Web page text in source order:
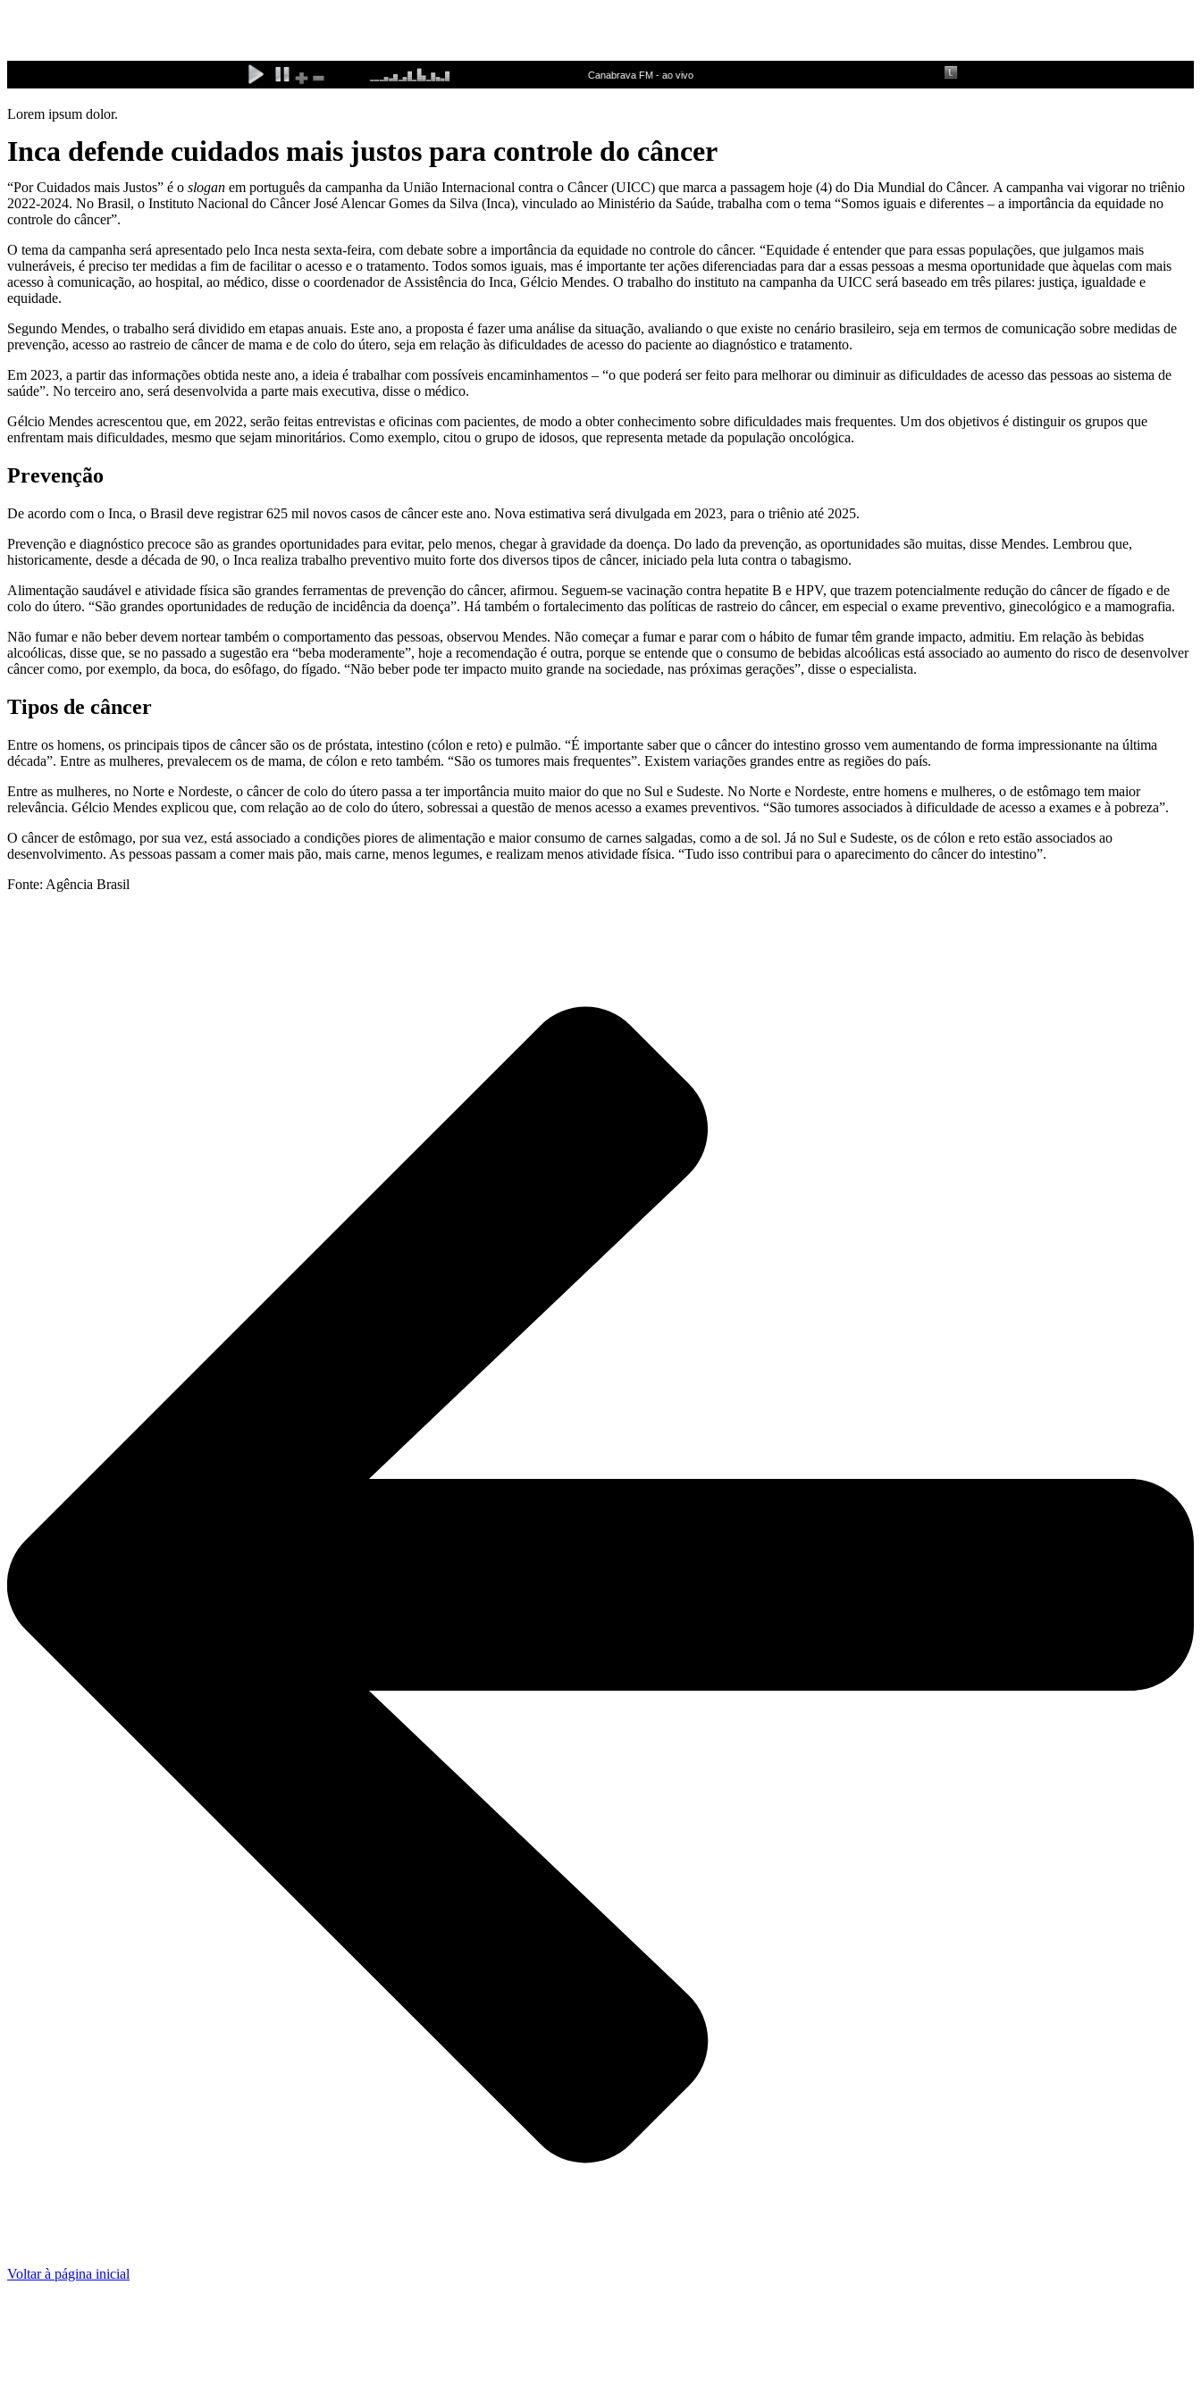
conteúdo
Lorem ipsum dolor.
Inca defende cuidados mais justos para controle do câncer
“Por Cuidados mais Justos” é o slogan em português da campanha da União Internacional contra o Câncer (UICC) que marca a passagem hoje (4) do Dia Mundial do Câncer. A campanha vai vigorar no triênio
2022-2024. No Brasil, o Instituto Nacional do Câncer José Alencar Gomes da Silva (Inca), vinculado ao Ministério da Saúde, trabalha com o tema “Somos iguais e diferentes – a importância da equidade no
controle do câncer”.
O tema da campanha será apresentado pelo Inca nesta sexta-feira, com debate sobre a importância da equidade no controle do câncer. “Equidade é entender que para essas populações, que julgamos mais
vulneráveis, é preciso ter medidas a fim de facilitar o acesso e o tratamento. Todos somos iguais, mas é importante ter ações diferenciadas para dar a essas pessoas a mesma oportunidade que àquelas com mais
acesso à comunicação, ao hospital, ao médico, disse o coordenador de Assistência do Inca, Gélcio Mendes. O trabalho do instituto na campanha da UICC será baseado em três pilares: justiça, igualdade e
equidade.
Segundo Mendes, o trabalho será dividido em etapas anuais. Este ano, a proposta é fazer uma análise da situação, avaliando o que existe no cenário brasileiro, seja em termos de comunicação sobre medidas de
prevenção, acesso ao rastreio de câncer de mama e de colo do útero, seja em relação às dificuldades de acesso do paciente ao diagnóstico e tratamento.
Em 2023, a partir das informações obtida neste ano, a ideia é trabalhar com possíveis encaminhamentos – “o que poderá ser feito para melhorar ou diminuir as dificuldades de acesso das pessoas ao sistema de
saúde”. No terceiro ano, será desenvolvida a parte mais executiva, disse o médico.
Gélcio Mendes acrescentou que, em 2022, serão feitas entrevistas e oficinas com pacientes, de modo a obter conhecimento sobre dificuldades mais frequentes. Um dos objetivos é distinguir os grupos que
enfrentam mais dificuldades, mesmo que sejam minoritários. Como exemplo, citou o grupo de idosos, que representa metade da população oncológica.
Prevenção
De acordo com o Inca, o Brasil deve registrar 625 mil novos casos de câncer este ano. Nova estimativa será divulgada em 2023, para o triênio até 2025.
Prevenção e diagnóstico precoce são as grandes oportunidades para evitar, pelo menos, chegar à gravidade da doença. Do lado da prevenção, as oportunidades são muitas, disse Mendes. Lembrou que,
historicamente, desde a década de 90, o Inca realiza trabalho preventivo muito forte dos diversos tipos de câncer, iniciado pela luta contra o tabagismo.
Alimentação saudável e atividade física são grandes ferramentas de prevenção do câncer, afirmou. Seguem-se vacinação contra hepatite B e HPV, que trazem potencialmente redução do câncer de fígado e de
colo do útero. “São grandes oportunidades de redução de incidência da doença”. Há também o fortalecimento das políticas de rastreio do câncer, em especial o exame preventivo, ginecológico e a mamografia.
Não fumar e não beber devem nortear também o comportamento das pessoas, observou Mendes. Não começar a fumar e parar com o hábito de fumar têm grande impacto, admitiu. Em relação às bebidas
alcoólicas, disse que, se no passado a sugestão era “beba moderamente”, hoje a recomendação é outra, porque se entende que o consumo de bebidas alcoólicas está associado ao aumento do risco de desenvolver
câncer como, por exemplo, da boca, do esôfago, do fígado. “Não beber pode ter impacto muito grande na sociedade, nas próximas gerações”, disse o especialista.
Tipos de câncer
Entre os homens, os principais tipos de câncer são os de próstata, intestino (cólon e reto) e pulmão. “É importante saber que o câncer do intestino grosso vem aumentando de forma impressionante na última
década”. Entre as mulheres, prevalecem os de mama, de cólon e reto também. “São os tumores mais frequentes”. Existem variações grandes entre as regiões do país.
Entre as mulheres, no Norte e Nordeste, o câncer de colo do útero passa a ter importância muito maior do que no Sul e Sudeste. No Norte e Nordeste, entre homens e mulheres, o de estômago tem maior
relevância. Gélcio Mendes explicou que, com relação ao de colo do útero, sobressai a questão de menos acesso a exames preventivos. “São tumores associados à dificuldade de acesso a exames e à pobreza”.
O câncer de estômago, por sua vez, está associado a condições piores de alimentação e maior consumo de carnes salgadas, como a de sol. Já no Sul e Sudeste, os de cólon e reto estão associados ao
desenvolvimento. As pessoas passam a comer mais pão, mais carne, menos legumes, e realizam menos atividade física. “Tudo isso contribui para o aparecimento do câncer do intestino”.
Fonte: Agência Brasil
Voltar à página inicial